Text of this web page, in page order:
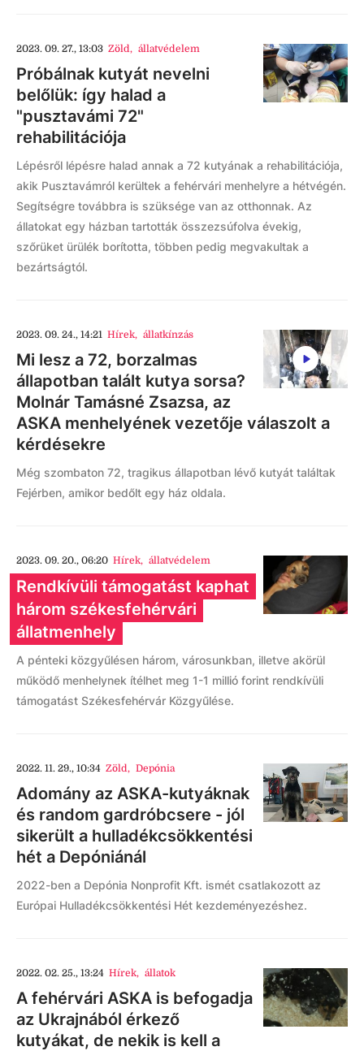
2023. 09. 27., 13:03 Zöld, állatvédelem
Próbálnak kutyát nevelni
belőlük: így halad a
"pusztavámi 72"
rehabilitációja
Lépésről lépésre halad annak a 72 kutyának a rehabilitációja,
akik Pusztavámról kerültek a fehérvári menhelyre a hétvégén.
Segítségre továbbra is szüksége van az otthonnak. Az
állatokat egy házban tartották összezsúfolva évekig,
szőrüket ürülék borította, többen pedig megvakultak a
bezártságtól.
2023. 09. 24., 14:21 Hírek, állatkínzás
Mi lesz a 72, borzalmas
állapotban talált kutya sorsa?
Molnár Tamásné Zsazsa, az
ASKA menhelyének vezetője válaszolt a
kérdésekre
Még szombaton 72, tragikus állapotban lévő kutyát találtak
Fejérben, amikor bedőlt egy ház oldala.
2023. 09. 20., 06:20 Hírek, állatvédelem
Rendkívüli támogatást kaphat
három székesfehérvári
állatmenhely
A pénteki közgyűlésen három, városunkban, illetve akörül
működő menhelynek ítélhet meg 1-1 millió forint rendkívüli
támogatást Székesfehérvár Közgyűlése.
2022. 11. 29., 10:34 Zöld, Depónia
Adomány az ASKA-kutyáknak
és random gardróbcsere - jól
sikerült a hulladékcsökkentési
hét a Depóniánál
2022-ben a Depónia Nonprofit Kft. ismét csatlakozott az
Európai Hulladékcsökkentési Hét kezdeményezéshez.
2022. 02. 25., 13:24 Hírek, állatok
A fehérvári ASKA is befogadja
az Ukrajnából érkező
kutyákat, de nekik is kell a